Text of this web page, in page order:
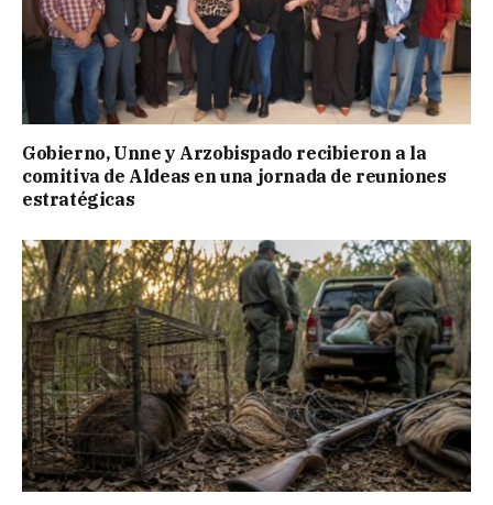
Gobierno, Unne y Arzobispado recibieron a la
comitiva de Aldeas en una jornada de reuniones
estratégicas